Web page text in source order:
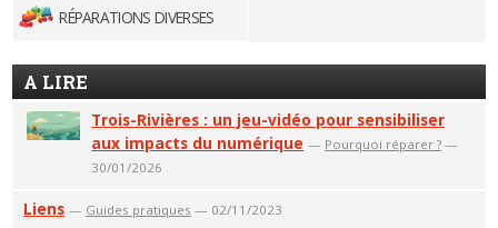
RÉPARATIONS DIVERSES
A LIRE
Trois-Rivières : un jeu-vidéo pour sensibiliser
aux impacts du numérique — Pourquoi réparer ? —
30/01/2026
Liens — Guides pratiques — 02/11/2023